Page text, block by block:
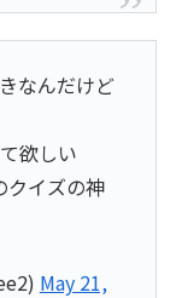
なんだけど
欲しい
クイズの神
May 21,